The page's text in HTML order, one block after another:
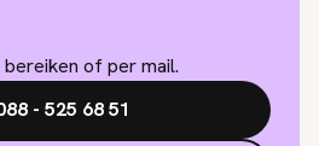
of per mail.
- 525 68 51